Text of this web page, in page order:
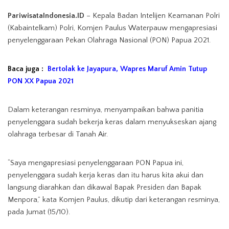
PariwisataIndonesia.ID – Kepala Badan Intelijen Keamanan Polri
(Kabaintelkam) Polri, Komjen Paulus Waterpauw mengapresiasi
penyelenggaraan Pekan Olahraga Nasional (PON) Papua 2021.
Baca juga :
Bertolak ke Jayapura, Wapres Maruf Amin Tutup
PON XX Papua 2021
Dalam keterangan resminya, menyampaikan bahwa panitia
penyelenggara sudah bekerja keras dalam menyukseskan ajang
olahraga terbesar di Tanah Air.
“Saya mengapresiasi penyelenggaraan PON Papua ini,
penyelenggara sudah kerja keras dan itu harus kita akui dan
langsung diarahkan dan dikawal Bapak Presiden dan Bapak
Menpora,” kata Komjen Paulus, dikutip dari keterangan resminya,
pada Jumat (15/10).